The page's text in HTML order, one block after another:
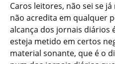
Caros leitores, não sei se
não acredita em qualquer
alcança dos jornais diários
esteja metido em certos
material sonante, que é o